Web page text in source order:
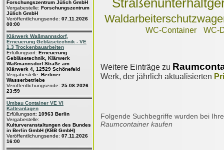
Forschungszentrum Jülich GmbH
Vergabestelle: Forschungszentrum
Jülich GmbH
Veröffentlichungsende: 07.11.2026
00:00
Klärwerk Waßmannsdorf,
Erneuerung Gebläsetechnik - VE
1.3 Trockenbauarbeiten
Erfüllungsort: Erneuerung
Gebläsetechnik, Klärwerk
Waßmannsdorf Straße am
Klärwerk 4, 12529 Schönefeld
Vergabestelle: Berliner
Wasserbetriebe
Veröffentlichungsende: 25.08.2026
23:59
Umbau Container VE VI
Kälteanlagen
Erfüllungsort: 10963 Berlin
Vergabestelle:
Kulturveranstaltungen des Bundes
in Berlin GmbH (KBB GmbH)
Veröffentlichungsende: 07.11.2026
16:00
WC-Container WC-
Weitere Einträge zu
Werk, der jährlich aktualisierten
Folgende Suchbegriffe wurden bei
Raumcontainer kaufen